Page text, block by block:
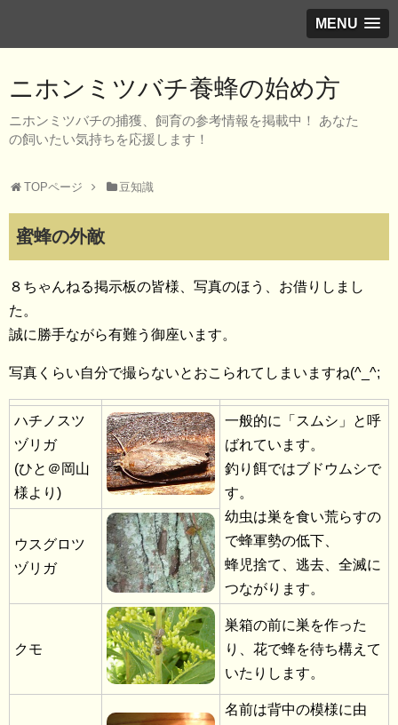
MENU
ニホンミツバチ養蜂の始め方
ニホンミツバチの捕獲、飼育の参考情報を掲載中！ あなた
の飼いたい気持ちを応援します！
TOPページ 豆知識
蜜蜂の外敵
８ちゃんねる掲示板の皆様、写真のほう、お借りしまし
た。
誠に勝手ながら有難う御座います。
写真くらい自分で撮らないとおこられてしまいますね(^_^;
ハチノスツ
ヅリガ
(ひと＠岡山
様より)
一般的に「スムシ」と呼
ばれています。
釣り餌ではブドウムシで
す。
幼虫は巣を食い荒らすの
で蜂軍勢の低下、
蜂児捨て、逃去、全滅に
つながります。
ウスグロツ
ヅリガ
クモ
巣箱の前に巣を作った
り、花で蜂を待ち構えて
いたりします。
名前は背中の模様に由